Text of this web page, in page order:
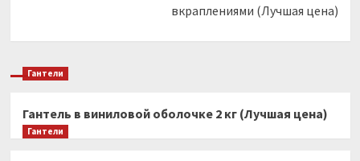
вкраплениями (Лучшая цена)
Гантели
Гантель в виниловой оболочке 2 кг (Лучшая цена)
Гантели